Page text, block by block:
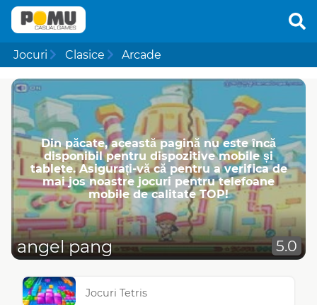
Jocuri Clasice Arcade
Din păcate, această pagină nu este încă
disponibil pentru dispozitive mobile și
tablete. Asigurați-vă că pentru a verifica de
mai jos noastre jocuri pentru telefoane
mobile de calitate TOP!
angel pang 5.0
Jocuri Tetris